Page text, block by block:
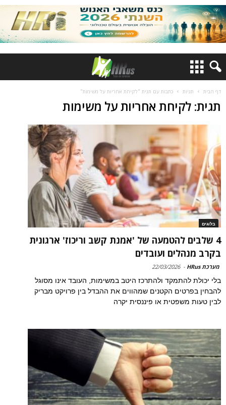
דף הבית תגיות כתבות עם תגית "לקיחת אחריות על משימות"
תגית: לקיחת אחריות על משימות
בלוגים
4 שלבים להטמעה של 'אמנת קשב וריכוז' ארגונית
בקרב מנהלים ועובדים
מערכת HRus -
22/03/2026
בלי יכולת להתמקד ולהתרכז היטב במשימות, העובד אינו מסוגל
להבחין בפרטים הקטנים שמהווים את ההבדל בין פרויקט מבריק
לבין טעות משפטית או פיננסית יקרה